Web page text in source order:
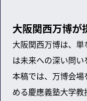
大阪関西万博が
大阪関西万博は、
は未来への深い問い
本稿では、万博会
める慶應義塾大学